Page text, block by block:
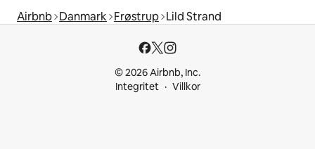
Airbnb Danmark Frøstrup Lild Strand
© 2026 Airbnb, Inc.
Integritet
Villkor